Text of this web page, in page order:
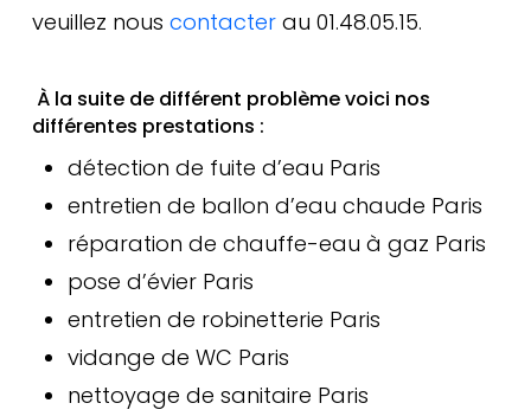
veuillez nous contacterau 01.48.05.15.
À la suite de différent problème voici nos
différentes prestations :
détection de fuite d’eau Paris
entretien de ballon d’eau chaude Paris
réparation de chauffe-eau à gaz Paris
pose d’évier Paris
entretien de robinetterie Paris
vidange de WC Paris
nettoyage de sanitaire Paris